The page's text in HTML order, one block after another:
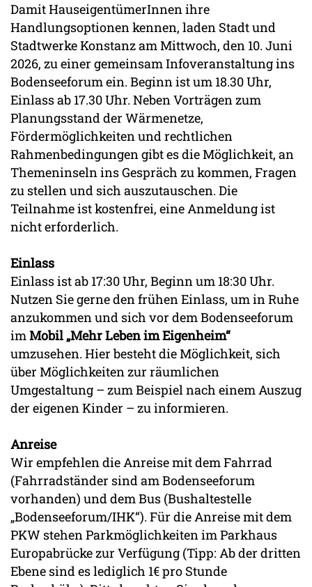
Damit HauseigentümerInnen ihre
Handlungsoptionen kennen, laden Stadt und
Stadtwerke Konstanz am Mittwoch, den 10. Juni
2026, zu einer gemeinsam Infoveranstaltung ins
Bodenseeforum ein. Beginn ist um 18.30 Uhr,
Einlass ab 17.30 Uhr. Neben Vorträgen zum
Planungsstand der Wärmenetze,
Fördermöglichkeiten und rechtlichen
Rahmenbedingungen gibt es die Möglichkeit, an
Themeninseln ins Gespräch zu kommen, Fragen
zu stellen und sich auszutauschen. Die
Teilnahme ist kostenfrei, eine Anmeldung ist
nicht erforderlich.
Einlass
Einlass ist ab 17:30 Uhr, Beginn um 18:30 Uhr.
Nutzen Sie gerne den frühen Einlass, um in Ruhe
anzukommen und sich vor dem Bodenseeforum
imMobil „Mehr Leben im Eigenheim“
umzusehen. Hier besteht die Möglichkeit, sich
über Möglichkeiten zur räumlichen
Umgestaltung – zum Beispiel nach einem Auszug
der eigenen Kinder – zu informieren.
Anreise
Wir empfehlen die Anreise mit dem Fahrrad
(Fahrradständer sind am Bodenseeforum
vorhanden) und dem Bus (Bushaltestelle
„Bodenseeforum/IHK“). Für die Anreise mit dem
PKW stehen Parkmöglichkeiten im Parkhaus
Europabrücke zur Verfügung (Tipp: Ab der dritten
Ebene sind es lediglich 1€ pro Stunde